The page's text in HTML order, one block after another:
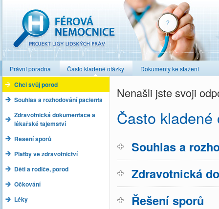
Právní poradna Často kladené otázky Dokumenty ke stažení
Chci svůj porod
Souhlas a rozhodování pacienta
Zdravotnická dokumentace a
lékařské tajemství
Řešení sporů
Platby ve zdravotnictví
Děti a rodiče, porod
Očkování
Léky
Nenašli jste svoji
Často kladené
Souhlas a
Zdravotnická
Řešení sporů